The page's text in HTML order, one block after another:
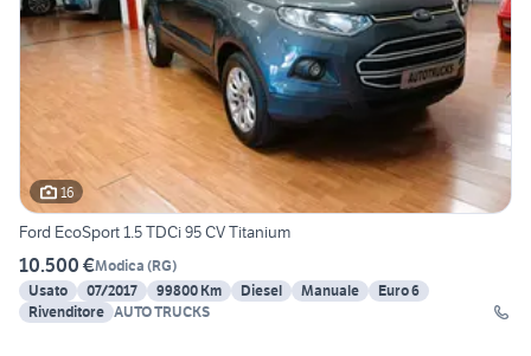
16
Ford EcoSport 1.5 TDCi 95 CV Titanium
10.500 €Modica (RG)
Usato
07/2017 99800 Km Diesel Manuale
Euro 6
Rivenditore AUTO TRUCKS